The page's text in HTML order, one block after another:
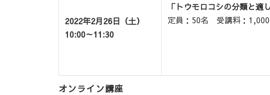
2022年2月26日（土）
10:00～11:30
「トウモロコシの分類と適
定員：50名 受講料：
オンライン講座